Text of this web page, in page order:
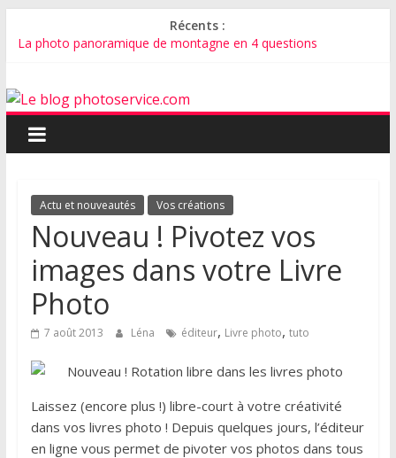
Récents :
La photo panoramique de montagne en 4 questions
photos ?
Comment bien photographier son chat ?
Comment photographier un bébé ?
Actu et nouveautés Vos créations
Nouveau ! Pivotez vos
images dans votre Livre
Photo
7 août 2013 Léna éditeur, Livre photo, tuto
Laissez (encore plus !) libre-court à votre créativité
dans vos livres photo ! Depuis quelques jours, l’éditeur
en ligne vous permet de pivoter vos photos dans tous